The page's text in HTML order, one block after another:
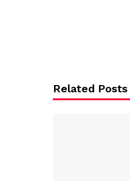
Related Posts